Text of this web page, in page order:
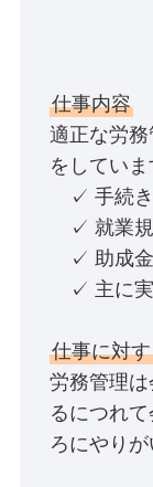
仕事内容
適正な労
をしていま
✓ 手続き
✓ 就業規
✓ 助成金
✓ 主に実
仕事に対
労務管理
るにつれ
ろにやりが